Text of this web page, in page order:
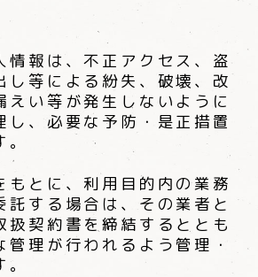
情報は、不正アクセス、盗
し等による紛失、破壊、改
えい等が発生しないように
し、必要な予防・是正措置
もとに、利用目的内の業務
託する場合は、その業者と
扱契約書を締結するととも
管理が行われるよう管理・